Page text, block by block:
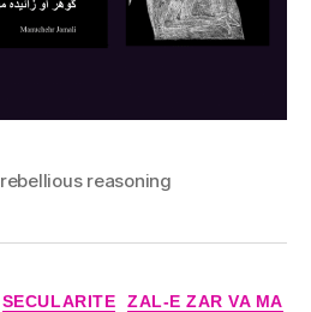
rebellious reasoning
Categories
SECULARITE
ZAL-E ZAR VA MA